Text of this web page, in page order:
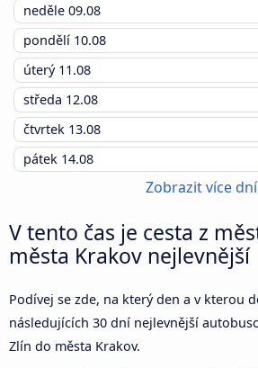
neděle 09.08
pondělí 10.08
úterý 11.08
středa 12.08
čtvrtek 13.08
pátek 14.08
Zobrazit více dní
V tento čas je cesta z
města Krakov nejlevnější
Podívej se zde, na který den a v kterou
následujících 30 dní nejlevnější
Zlín do města Krakov.